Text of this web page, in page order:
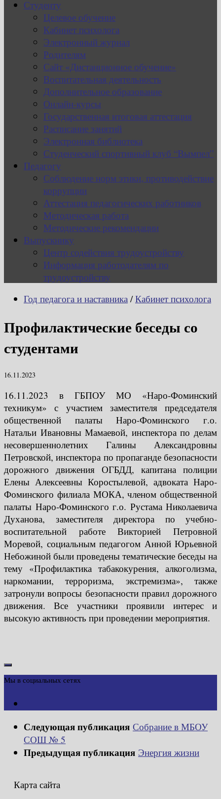
Студенту
Целевое обучение
Кабинет психолога
Электронный журнал
Родителям
Сайт «Дистанционное обучение»
Воспитательная деятельность
Дополнительное образование
Онлайн-курсы
Государственная итоговая аттестация
Расписание занятий
Электронная библиотека
Студенческий спортивный клуб “Вымпел”
Педагогу
Соблюдение норм этики, противодействие
коррупции
Аттестация педагогических работников
Методическая работа
Методические рекомендации
Выпускнику
Центр содействия трудоустройству
Информация работодателям по
трудоустройству
Год педагога и наставника / Кабинет психолога
Профилактические беседы со
студентами
16.11.2023
16.11.2023 в ГБПОУ МО «Наро-Фоминский
техникум» с участием заместителя председателя
общественной палаты Наро-Фоминского г.о.
Натальи Ивановны Мамаевой, инспектора по делам
несовершеннолетних Галины Александровны
Петровской, инспектора по пропаганде безопасности
дорожного движения ОГБДД, капитана полиции
Елены Алексеевны Коростылевой, адвоката Наро-
Фоминского филиала МОКА, членом общественной
палаты Наро-Фоминского г.о. Рустама Николаевича
Духанова, заместителя директора по учебно-
воспитательной работе Викторией Петровной
Моревой, социальным педагогом Анной Юрьевной
Небожиной были проведены тематические беседы на
тему «Профилактика табакокурения, алкоголизма,
наркомании, терроризма, экстремизма», также
затронули вопросы безопасности правил дорожного
движения. Все участники проявили интерес и
высокую активность при проведении мероприятия.
Мы в социальных сетях
Следующая публикация Собрание в МБОУ
СОШ № 5
Предыдущая публикация Энергия жизни
Карта сайта